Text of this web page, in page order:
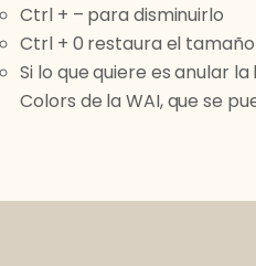
Ctrl + – para disminuirlo
Ctrl + 0 restaura el
Si lo que quiere es anular
Colors de la WAI, que se